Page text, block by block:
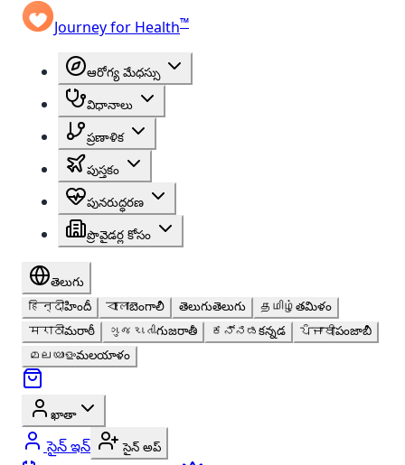
Journey for Health™
ఆరోగ్య మేధస్సు
విధానాలు
ప్రణాళిక
పుస్తకం
పునరుద్ధరణ
ప్రొవైడర్ల కోసం
తెలుగు
हिन्दीహిందీ বাংলাబెంగాలీ తెలుగుతెలుగు தமிழ் తమిళం
मराठीమరాఠీ ગુજરાતીగుజరాతీ ಕನ್ನಡ కన్నడ ਪੰਜਾਬੀపంజాబీ
മലയാളംమలయాళం
ఖాతా
సైన్ ఇన్ సైన్ అప్